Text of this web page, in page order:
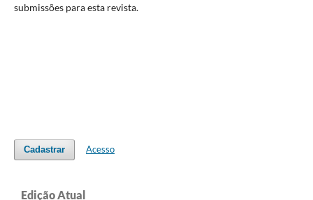
submissões para esta revista.
Cadastrar Acesso
Edição Atual